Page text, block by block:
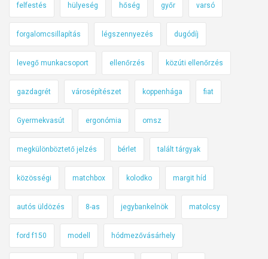
felfestés hülyeség hőség győr varsó
forgalomcsillapítás légszennyezés dugódíj
levegő munkacsoport ellenőrzés közúti ellenőrzés
gazdagrét városépítészet koppenhága fiat
Gyermekvasút ergonómia omsz
megkülönböztető jelzés bérlet talált tárgyak
közösségi matchbox kolodko margit híd
autós üldözés 8-as jegybankelnök matolcsy
ford f150 modell hódmezővásárhely